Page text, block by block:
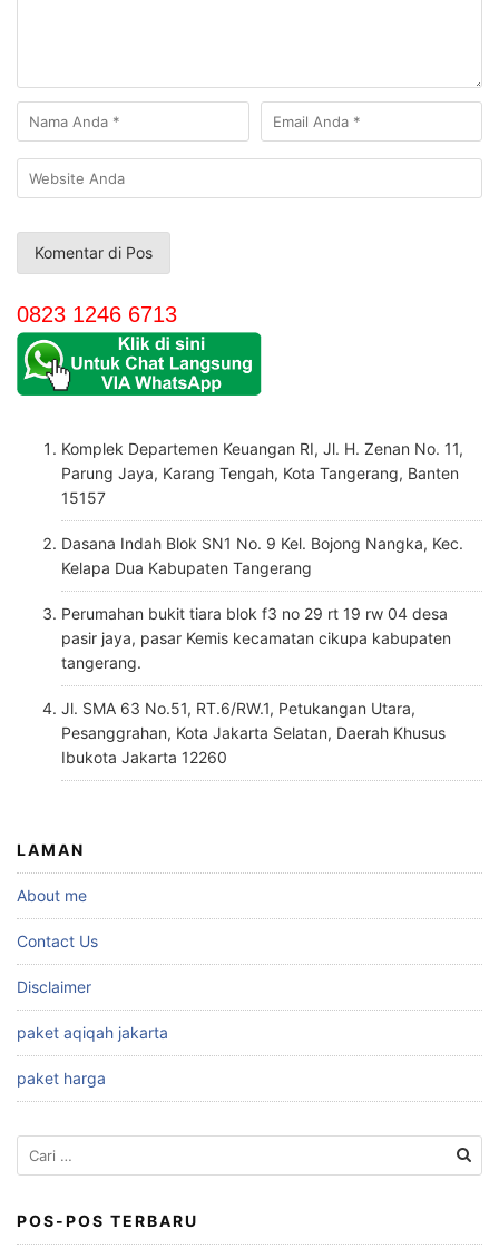
0823 1246 6713
Komplek Departemen Keuangan RI, Jl. H. Zenan No. 11,
Parung Jaya, Karang Tengah, Kota Tangerang, Banten
15157
Dasana Indah Blok SN1 No. 9 Kel. Bojong Nangka, Kec.
Kelapa Dua Kabupaten Tangerang
Perumahan bukit tiara blok f3 no 29 rt 19 rw 04 desa
pasir jaya, pasar Kemis kecamatan cikupa kabupaten
tangerang.
Jl. SMA 63 No.51, RT.6/RW.1, Petukangan Utara,
Pesanggrahan, Kota Jakarta Selatan, Daerah Khusus
Ibukota Jakarta 12260
LAMAN
About me
Contact Us
Disclaimer
paket aqiqah jakarta
paket harga
Cari
untuk:
POS-POS TERBARU